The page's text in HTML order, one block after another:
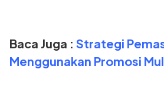
Baca Juga : Strategi
Menggunakan Promosi